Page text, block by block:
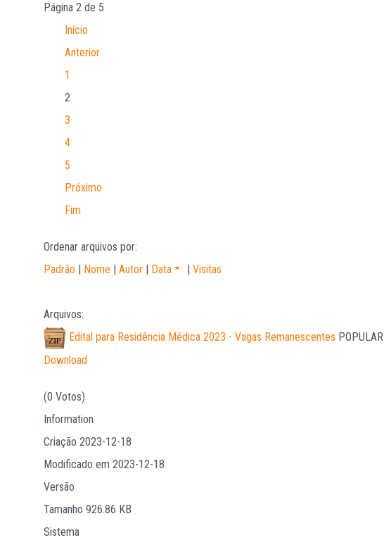
Página 2 de 5
Início
Anterior
1
2
3
4
5
Próximo
Fim
Ordenar arquivos por:
Padrão
Nome Autor Data Visitas
Arquivos:
Edital para Residência Médica 2023 - Vagas Remanescentes POPULAR
Download
(0 Votos)
Information
Criação 2023-12-18
Modificado em 2023-12-18
Versão
Tamanho 926.86 KB
Sistema